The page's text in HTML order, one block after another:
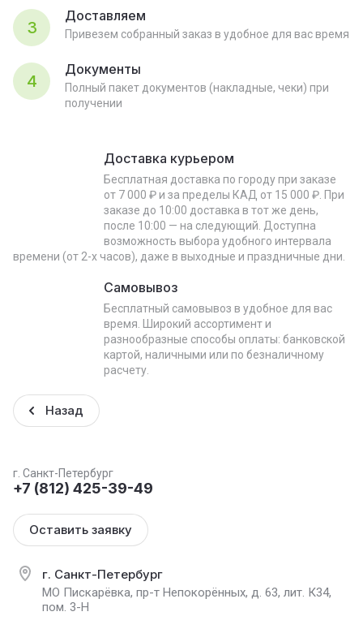
3
Доставляем
Привезем собранный заказ в удобное для вас время
4
Документы
Полный пакет документов (накладные, чеки) при
получении
Доставка курьером
Бесплатная доставка по городу при заказе
от 7 000 ₽ и за пределы КАД от 15 000 ₽. При
заказе до 10:00 доставка в тот же день,
после 10:00 — на следующий. Доступна
возможность выбора удобного интервала
времени (от 2-х часов), даже в выходные и праздничные дни.
Самовывоз
Бесплатный самовывоз в удобное для вас
время. Широкий ассортимент и
разнообразные способы оплаты: банковской
картой, наличными или по безналичному
расчету.
Назад
г. Санкт-Петербург
+7 (812) 425-39-49
Оставить заявку
г. Санкт-Петербург
МО Пискарёвка, пр-т Непокорённых, д. 63, лит. К34,
пом. 3-Н